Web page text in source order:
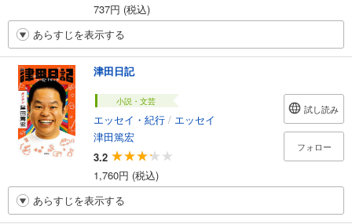
737円 (税込)
あらすじを表示する
津田日記
小説・文芸
エッセイ・紀行 / エッセイ
津田篤宏
3.2
1,760円 (税込)
試し読み
フォロー
あらすじを表示する